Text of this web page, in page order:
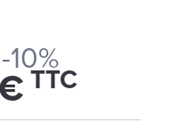
-10%
TTC